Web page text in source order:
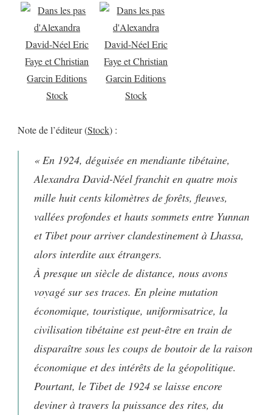
Note de l’éditeur (Stock) :
« En 1924, déguisée en mendiante tibétaine,
Alexandra David-Néel franchit en quatre mois
mille huit cents kilomètres de forêts, fleuves,
vallées profondes et hauts sommets entre Yunnan
et Tibet pour arriver clandestinement à Lhassa,
alors interdite aux étrangers.
À presque un siècle de distance, nous avons
voyagé sur ses traces. En pleine mutation
économique, touristique, uniformisatrice, la
civilisation tibétaine est peut-être en train de
disparaître sous les coups de boutoir de la raison
économique et des intérêts de la géopolitique.
Pourtant, le Tibet de 1924 se laisse encore
deviner à travers la puissance des rites, du